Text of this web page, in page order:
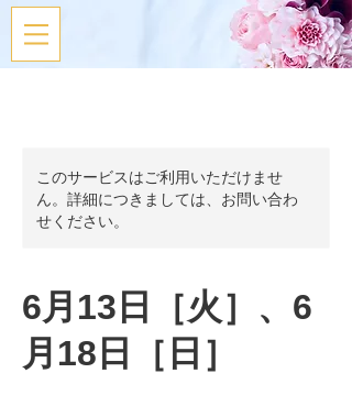
このサービスはご利用いただけませ
ん。詳細につきましては、お問い合わ
せください。
6月13日［火］、6
月18日［日］